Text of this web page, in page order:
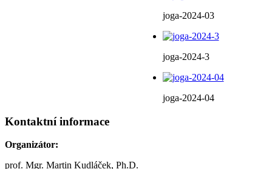
joga-2024-03
joga-2024-3
joga-2024-04
Kontaktní informace
Organizátor:
prof. Mgr. Martin Kudláček, Ph.D.